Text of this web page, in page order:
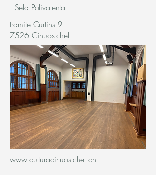
Sela Polivalenta
tramite Curtins 9
7526 Cinuos-chel
www.culturacinuos-chel.ch